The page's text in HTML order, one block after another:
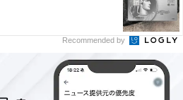
ょう。日英両国の配慮がうかが
られました。
も、葬儀に出るときは「黒マス
Recommended by